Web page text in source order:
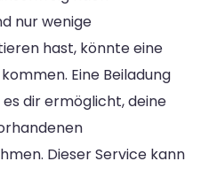
nur wenige
hast, könnte eine
Eine Beiladung
es dir ermöglicht, deine
Dieser Service kann